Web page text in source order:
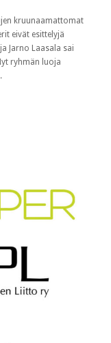
kruunaamattomat
eivät esittelyjä
Jarno Laasala sai
ryhmän luoja